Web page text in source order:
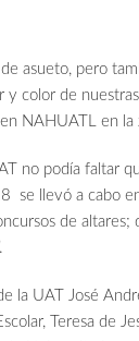
asueto, pero
color de
NAHUATL en la
no podía faltar
se llevó a cabo
de
la UAT José
Teresa de